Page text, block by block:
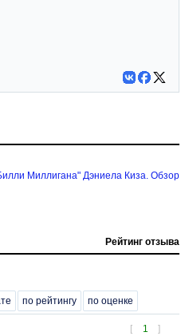
Миллигана" Дэниела Киза. Обзор
Рейтинг отзыва
по рейтингу по оценке
[ 1 ]